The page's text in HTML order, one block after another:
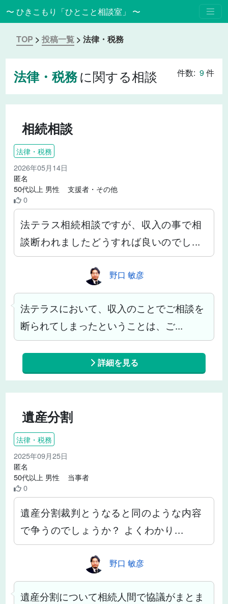
〜 ひきこもり「ひとこと相談室」 〜
TOP > 投稿一覧 > 法律・税務
法律・税務に関する相談 件数: 9件
相続相談
法律・税務
2026年05月14日
匿名
50代以上 男性 支援者・その他
0
法テラス相続相談ですが、収入の事で相
談断われましたどうすれば良いのでし...
野口 敏彦
法テラスにおいて、収入のことでご相談を
断られてしまったということは、ご...
詳細を見る
遺産分割
法律・税務
2025年09月25日
匿名
50代以上 男性 当事者
0
遺産分割裁判とうなると同のような内容
で争うのでしょうか？ よくわかり...
野口 敏彦
遺産分割について相続人間で協議がまとま